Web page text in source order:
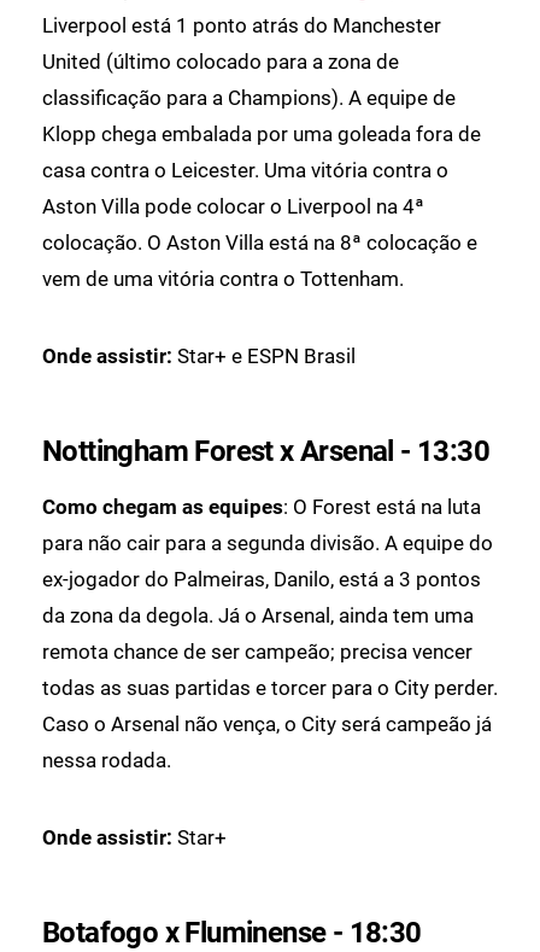
Liverpool está 1 ponto atrás do Manchester
United (último colocado para a zona de
classificação para a Champions). A equipe de
Klopp chega embalada por uma goleada fora de
casa contra o Leicester. Uma vitória contra o
Aston Villa pode colocar o Liverpool na 4ª
colocação. O Aston Villa está na 8ª colocação e
vem de uma vitória contra o Tottenham.
Onde assistir: Star+ e ESPN Brasil
Nottingham Forest x Arsenal - 13:30
Como chegam as equipes: O Forest está na luta
para não cair para a segunda divisão. A equipe do
ex-jogador do Palmeiras, Danilo, está a 3 pontos
da zona da degola. Já o Arsenal, ainda tem uma
remota chance de ser campeão; precisa vencer
todas as suas partidas e torcer para o City perder.
Caso o Arsenal não vença, o City será campeão já
nessa rodada.
Onde assistir: Star+
Botafogo x Fluminense - 18:30